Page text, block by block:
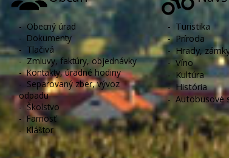
- Obecný úrad
- Dokumenty
- Tlačivá
-Zmluvy, faktúry, objednávky
-Kontakty, úradné hodiny
- Separovaný zber, vývoz
odpadu
-Školstvo
-Farnosť
-Kláštor
- Turistika
-Príroda
-Hrady,
-Víno
- Kultúra
-História
-Autobusové